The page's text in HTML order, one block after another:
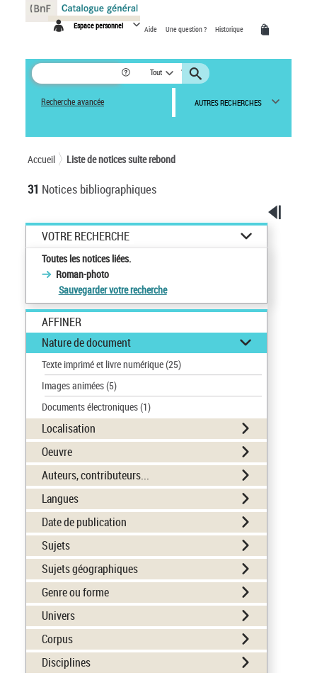
Espace personnel Aide Une question ? Historique
Tout
Recherche avancée AUTRES RECHERCHES
Accueil Liste de notices suite rebond
31 Notices bibliographiques
VOTRE RECHERCHE
Toutes les notices liées.
Roman-photo
Sauvegarder votre recherche
AFFINER
Nature de document
Texte imprimé et livre numérique(25)
Images animées(5)
Documents électroniques(1)
Localisation
Oeuvre
Auteurs, contributeurs...
Langues
Date de publication
Sujets
Sujets géographiques
Genre ou forme
Univers
Corpus
Disciplines
Panneau de gestion des cookies